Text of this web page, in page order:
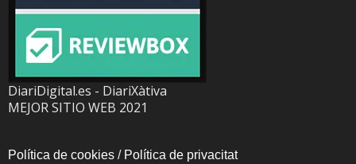
DiariDigital.es - DiariXàtiva
MEJOR SITIO WEB 2021
Política de cookies / Política de privacitat